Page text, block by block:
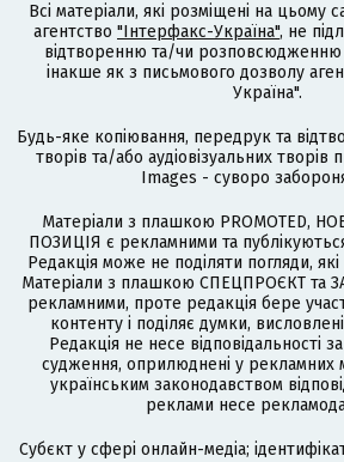
Всі матеріали, які розміщені на цьому
агентство "Інтерфакс-Україна", не
відтворенню та/чи розповсюдженню
інакше як з письмового дозволу
Україна".
Будь-яке копіювання, передрук та
творів та/або аудіовізуальних
Images - суворо
Матеріали з плашкою PROMOTED,
ПОЗИЦІЯ є рекламними та
Редакція може не поділяти погляди,
Матеріали з плашкою СПЕЦПРОЄКТ та
рекламними, проте редакція бере
контенту і поділяє думки,
Редакція не несе відповідальності
судження, оприлюднені у рекламних
українським законодавством
реклами несе
Cубєкт у сфері онлайн-медіа;